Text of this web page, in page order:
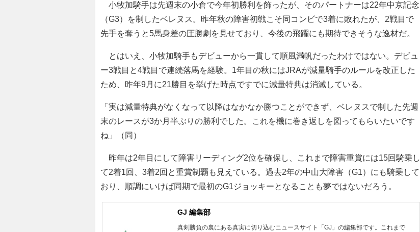
小牧加騎手は先週末の小倉で今年初勝利を飾ったが、そのパートナーは22年中京記念
（G3）を制したベレヌス。昨年秋の障害初戦こそ同コンビで3着に敗れたが、2戦目で
先手を奪うと5馬身差の圧勝劇を見せており、今後の飛躍にも期待できそうな逸材だ。
とはいえ、小牧加騎手もデビューから一貫して順風満帆だったわけではない。デビュ
ー3戦目と4戦目で連続落馬を経験。1年目の秋にはJRAが減量騎手のルールを改正した
ため、昨年9月に21勝目を挙げた時点ですでに減量特典は消滅している。
「実は減量特典がなくなって以降はなかなか勝つことができず、ベレヌスで制した先週
末のレースが3か月半ぶりの勝利でした。これを機に巻き返しを図ってもらいたいです
ね」（同）
昨年は2年目にして障害リーディング2位を確保し、これまで障害重賞には15回騎乗し
て2着1回、3着2回と重賞制覇も見えている。過去2年の中山大障害（G1）にも騎乗して
おり、順調にいけば同期で最初のG1ジョッキーとなることも夢ではないだろう。
GJ 編集部
真剣勝負の裏にある真実に切り込むニュースサイト「GJ」の編集部です。これまで